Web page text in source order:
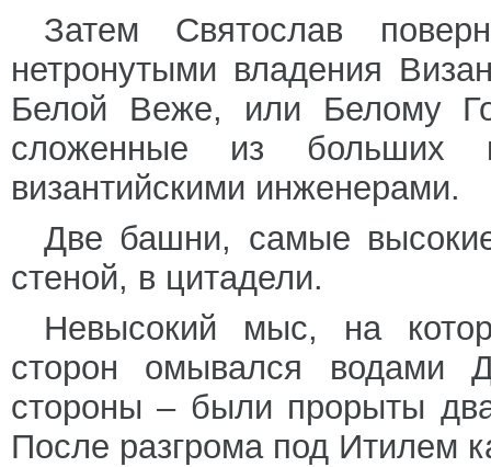
Затем Святослав
нетронутыми владения
Белой Веже, или Белому
сложенные из больших
византийскими инженерами.
Две башни, самые
стеной, в цитадели.
Невысокий мыс, на
сторон омывался водами
стороны – были прорыты
После разгрома под Итилем